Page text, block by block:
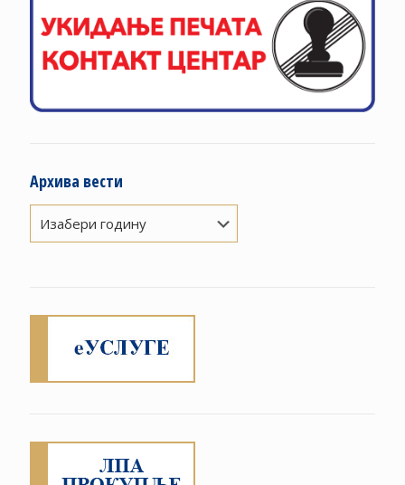
Архива вести